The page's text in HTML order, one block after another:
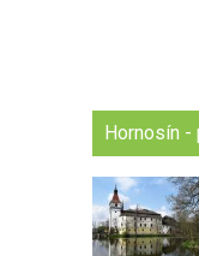
Hornosín -